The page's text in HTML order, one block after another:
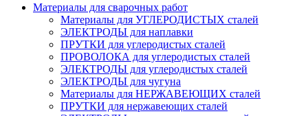
Материалы для сварочных работ
Материалы для УГЛЕРОДИСТЫХ сталей
ЭЛЕКТРОДЫ для наплавки
ПРУТКИ для углеродистых сталей
ПРОВОЛОКА для углеродистых сталей
ЭЛЕКТРОДЫ для углеродистых сталей
ЭЛЕКТРОДЫ для чугуна
Материалы для НЕРЖАВЕЮЩИХ сталей
ПРУТКИ для нержавеющих сталей